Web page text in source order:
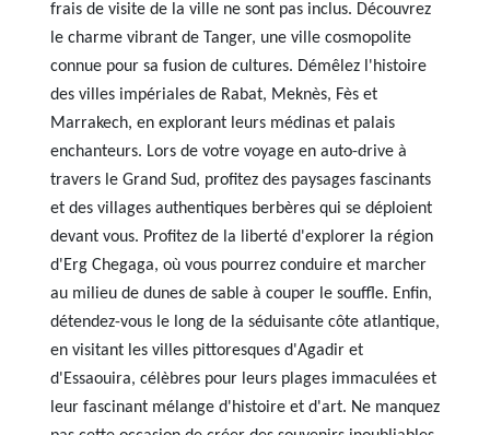
frais de visite de la ville ne sont pas inclus. Découvrez
le charme vibrant de Tanger, une ville cosmopolite
connue pour sa fusion de cultures. Démêlez l'histoire
des villes impériales de Rabat, Meknès, Fès et
Marrakech, en explorant leurs médinas et palais
enchanteurs. Lors de votre voyage en auto-drive à
travers le Grand Sud, profitez des paysages fascinants
et des villages authentiques berbères qui se déploient
devant vous. Profitez de la liberté d'explorer la région
d'Erg Chegaga, où vous pourrez conduire et marcher
au milieu de dunes de sable à couper le souffle. Enfin,
détendez-vous le long de la séduisante côte atlantique,
en visitant les villes pittoresques d'Agadir et
d'Essaouira, célèbres pour leurs plages immaculées et
leur fascinant mélange d'histoire et d'art. Ne manquez